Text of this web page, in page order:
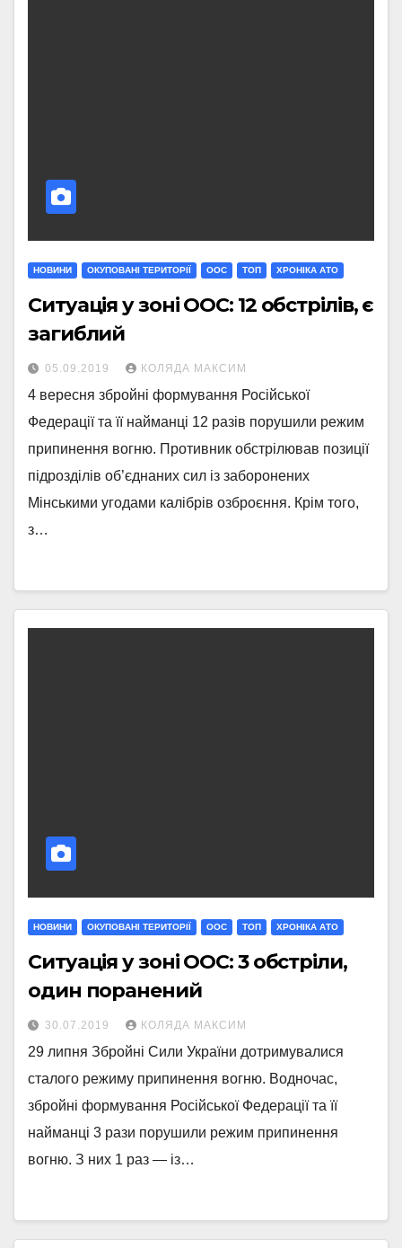
НОВИНИ ОКУПОВАНІ ТЕРИТОРІЇ ООС ТОП ХРОНІКА АТО
Ситуація у зоні ООС: 12 обстрілів, є
загиблий
05.09.2019 КОЛЯДА МАКСИМ
4 вересня збройні формування Російської
Федерації та її найманці 12 разів порушили режим
припинення вогню. Противник обстрілював позиції
підрозділів об’єднаних сил із заборонених
Мінськими угодами калібрів озброєння. Крім того,
з…
НОВИНИ ОКУПОВАНІ ТЕРИТОРІЇ ООС ТОП ХРОНІКА АТО
Ситуація у зоні ООС: 3 обстріли,
один поранений
30.07.2019 КОЛЯДА МАКСИМ
29 липня Збройні Сили України дотримувалися
сталого режиму припинення вогню. Водночас,
збройні формування Російської Федерації та її
найманці 3 рази порушили режим припинення
вогню. З них 1 раз — із…